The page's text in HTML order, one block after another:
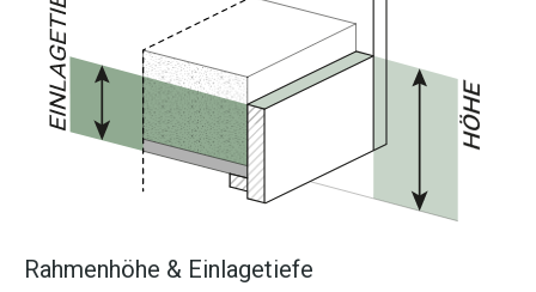
Rahmenhöhe & Einlagetiefe